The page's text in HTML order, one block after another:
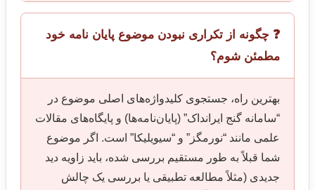
❓ چگونه از تکراری نبودن موضوع پایان نامه خود
مطمئن شوم؟
بهترین راه، جستجوی کلیدواژه‌های اصلی موضوع در
“سامانه گنج ایرانداک” (پایان‌نامه‌ها) و پایگاه‌های مقالات
علمی مانند “نورمگز” و “سیویلیکا” است. اگر موضوع
شما قبلاً به طور مستقیم بررسی شده، باید زاویه دید
جدیدی (مثلاً مطالعه تطبیقی یا بررسی یک چالش